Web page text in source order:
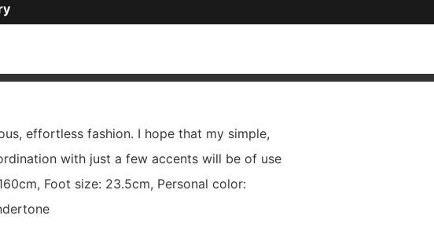
effortless fashion. I hope that my simple,
with just a few accents will be of use
Foot size: 23.5cm, Personal color: